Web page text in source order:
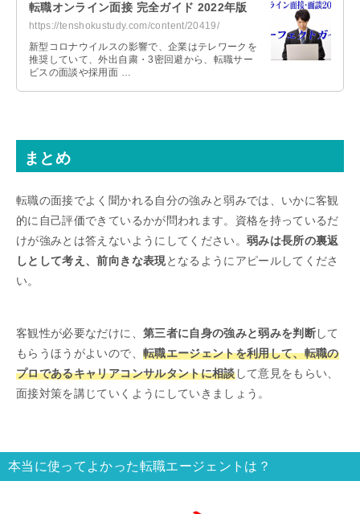
転職オンライン面接 完全ガイド 2022年版
https://tenshokustudy.com/content/20419/
新型コロナウイルスの影響で、企業はテレワークを
推奨していて、外出自粛・3密回避から、転職サー
ビスの面談や採用面 …
まとめ
転職の面接でよく聞かれる自分の強みと弱みでは、いかに客観
的に自己評価できているかが問われます。資格を持っているだ
けが強みとは答えないようにしてください。 弱みは長所の裏返
しとして考え、前向きな表現となるようにアピールしてくださ
い。
客観性が必要なだけに、 第三者に自身の強みと弱みを判断して
もらうほうがよいので、 転職エージェントを利用して、転職の
プロであるキャリアコンサルタントに相談して意見をもらい、
面接対策を講じていくようにしていきましょう。
本当に使ってよかった転職エージェントは？